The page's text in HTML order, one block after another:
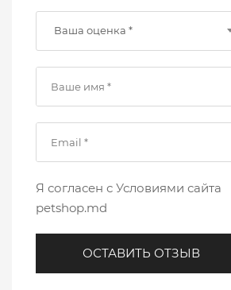
Ваша оценка *
Я согласен с Условиями сайта
petshop.md
ОСТАВИТЬ ОТЗЫВ